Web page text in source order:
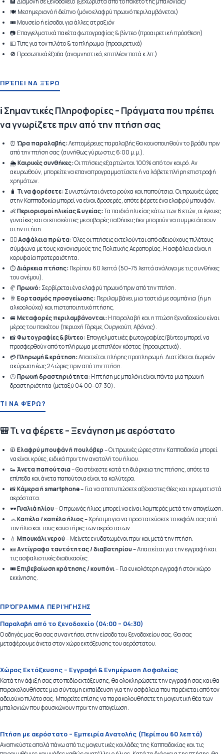
🍽️ Μεσημεριανό ή δείπνο (μόνο ελαφρύ πρωινό περιλαμβάνεται)
🎟️ Μουσείο ή είσοδοι για άλλες ατραξιόν
📷 Επαγγελματικά πακέτα φωτογραφίας & βίντεο (προαιρετική πρόσθεση)
💵 Τιπς για τον πιλότο & το πλήρωμα (προαιρετικό)
🚫 Προσωπικά έξοδα (αναμνηστικά, επιπλέον ποτά κ.λπ.)
ΠΡΈΠΕΙ ΝΑ ΞΈΡΩ
ℹ️ Σημαντικές Πληροφορίες – Πράγματα που πρέπει
να γνωρίζετε πριν από την πτήση σας
⏰ Ώρα παραλαβής:Λεπτομέρειες παραλαβής θα κοινοποιηθούν το βράδυ πριν
από την πτήση σας (συνήθως γύρω στις 6:00 μ.μ.).
🌦️ Καιρικές συνθήκες:Οι πτήσεις εξαρτώνται 100% από τον καιρό. Αν
ακυρωθούν, μπορείτε να επαναπρογραμματίσετε ή να λάβετε πλήρη επιστροφή
χρημάτων.
🧳 Τι να φορέσετε: Συνιστώνται άνετα ρούχα και παπούτσια. Οι πρωινές ώρες
στην Καππαδοκία μπορεί να είναι δροσερές, οπότε φέρετε ένα ελαφρύ μπουφάν.
👶 Περιορισμοί ηλικίας & υγείας:Τα παιδιά ηλικίας κάτω των 6 ετών, οι έγκυες
γυναίκες και οι επισκέπτες με σοβαρές παθήσεις δεν μπορούν να συμμετάσχουν
στην πτήση.
🧑‍✈️ Ασφάλεια πρώτα:Όλες οι πτήσεις εκτελούνται από αδειούχους πιλότους
σύμφωνα με τους κανονισμούς της Πολιτικής Αεροπορίας. Η ασφάλεια είναι η
κορυφαία προτεραιότητα.
⏱️ Διάρκεια πτήσης: Περίπου 60 λεπτά (50–75 λεπτά ανάλογα με τις συνθήκες
του ανέμου).
🥐 Πρωινό: Σερβίρεται ένα ελαφρύ πρωινό πριν από την πτήση.
🥂 Εορτασμός προσγείωσης: Περιλαμβάνει μια τοστιά με σαμπάνια (ή μη
αλκοολούχο) και πιστοποιητικό πτήσης.
🚐 Μεταφορές περιλαμβάνονται: Η παραλαβή και η πτώση ξενοδοχείου είναι
μέρος του πακέτου (περιοχή Γόρεμε, Ουργκούπ, Αβάνος).
📸Φωτογραφίες & βίντεο: Επαγγελματικές φωτογραφίες/βίντεο μπορεί να
προσφερθούν από το πλήρωμα με επιπλέον κόστος (προαιρετικό).
💳Πληρωμή & κράτηση:Απαιτείται πλήρης προπληρωμή. Διατίθεται δωρεάν
ακύρωση έως 24 ώρες πριν από την πτήση.
🕒Πρωινή δραστηριότητα: Η πτήση με μπαλόνι είναι πάντα μια πρωινή
δραστηριότητα (μεταξύ 04:00–07:30).
ΤΙ ΝΑ ΦΈΡΩ?
🎒 Τι να φέρετε – Ξενάγηση με αερόστατο
🧥 Ελαφρύ μπουφάν ή πουλόβερ– Οι πρωινές ώρες στην Καππαδοκία μπορεί
να είναι κρύες, ειδικά πριν την ανατολή του ήλιου.
👟 Άνετα παπούτσια– Θα στέκεστε κατά τη διάρκεια της πτήσης, οπότε τα
επίπεδα και άνετα παπούτσια είναι τα καλύτερα.
📸Κάμερα ή smartphone– Για να αποτυπώσετε αξέχαστες θέες και χρωματιστά
αερόστατα.
🕶️Γυαλιά ηλίου– Ο πρωινός ήλιος μπορεί να είναι λαμπερός μετά την απογείωση.
🧢 Καπέλο / καπέλο ήλιος– Χρήσιμο για να προστατεύσετε το κεφάλι σας από
τον ήλιο και τους καυστήρες των αερόστατων.
💧 Μπουκάλι νερού– Μείνετε ενυδατωμένοι πριν και μετά την πτήση.
🪪 Αντίγραφο ταυτότητας / διαβατηρίου– Απαιτείται για την εγγραφή και
τις ασφαλιστικές διαδικασίες.
🎟️Επιβεβαίωση κράτησης / κουπόνι– Για ευκολότερη εγγραφή στον χώρο
εκκίνησης.
ΠΡΌΓΡΑΜΜΑ ΠΕΡΙΉΓΗΣΗΣ
Παραλαβή από το ξενοδοχείο (04:00 – 04:30)
Ο οδηγός μας θα σας συναντήσει στην είσοδο του ξενοδοχείου σας. Θα σας
μεταφέρουμε άνετα στον χώρο εκτόξευσης του αερόστατου.
Χώρος Εκτόξευσης – Εγγραφή & Ενημέρωση Ασφαλείας
Κατά την άφιξή σας στο πεδίο εκτόξευσης, θα ολοκληρώσετε την εγγραφή σας και θα
παρακολουθήσετε μια σύντομη εκπαίδευση για την ασφάλεια που παρέχεται από τον
αδειούχο πιλότο σας. Μπορείτε επίσης να παρακολουθήσετε τη μαγευτική θέα των
μπαλονιών που φουσκώνουν πριν την απογείωση.
Πτήση με αερόστατο – Εμπειρία Ανατολής (Περίπου 60 λεπτά)
Αναπνεύστε απαλά πάνω από τις μαγευτικές κοιλάδες της Καππαδοκίας και τις